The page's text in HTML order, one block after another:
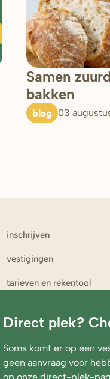
Direct plek?
Soms komt er op een
geen aanvraag voor
Samen
bakken
blog 03
inschrijven
vestigingen
tarieven en rekentool
ouderportaal